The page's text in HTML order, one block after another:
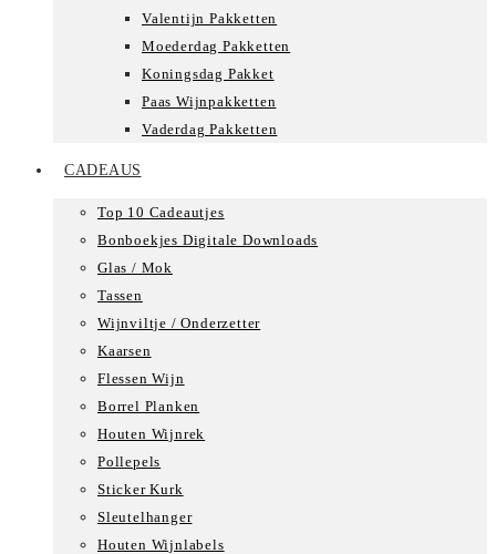
Valentijn Pakketten
Moederdag Pakketten
Koningsdag Pakket
Paas Wijnpakketten
Vaderdag Pakketten
CADEAUS
Top 10 Cadeautjes
Bonboekjes Digitale Downloads
Glas / Mok
Tassen
Wijnviltje / Onderzetter
Kaarsen
Flessen Wijn
Borrel Planken
Houten Wijnrek
Pollepels
Sticker Kurk
Sleutelhanger
Houten Wijnlabels